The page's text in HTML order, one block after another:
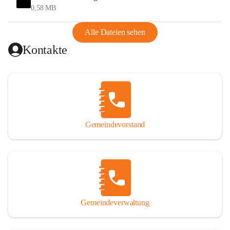
und Ungarn war. Dadurch war Wörterberg von Wörth
Aus diesem Grund war die Bevölkerung dazu gezwungen,
Schmuggel zu betreiben. Es kam oft zu nächtlichen
Überfällen und Schießereien. Erst mit dem Anschluss des
wirtschaftlich ging es bergauf. Dieser Aufschwung endete
1926. Es folgten Arbeitslosigkeit, Preissteigerung und
Unanbringlichkeit von Produkten. Daher wurde der
Anschluss an das Deutsche Reich begrüßt. Als der Zweite
Weltkrieg ausbrach, schwang die Stimmung um. Es starben
26 Männer an der Front, weitere 16 werden vermisst.
Von 1971 bis 1991 gehörte Wörterberg zur Gemeinde
Ollersdorf. Durch den Einsatz von mehreren Ortsansässigen
wurde Wörterberg 1991 wieder eine eigenständige
0,58 MB
Alle Dateien sehen
Kontakte
Gemeindevorstand
Gemeindeverwaltung